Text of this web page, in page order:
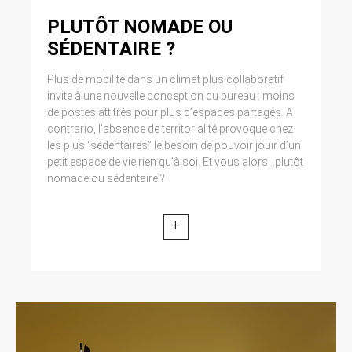
PLUTÔT NOMADE OU
SÉDENTAIRE ?
Plus de mobilité dans un climat plus collaboratif
invite à une nouvelle conception du bureau : moins
de postes attitrés pour plus d’espaces partagés. A
contrario, l’absence de territorialité provoque chez
les plus “sédentaires” le besoin de pouvoir jouir d’un
petit espace de vie rien qu’à soi. Et vous alors...plutôt
nomade ou sédentaire ?
+